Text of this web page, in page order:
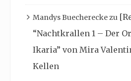
Mandys Buechereckezu
“Nachtkrallen 1 – Der
Ikaria” von Mira
Kellen